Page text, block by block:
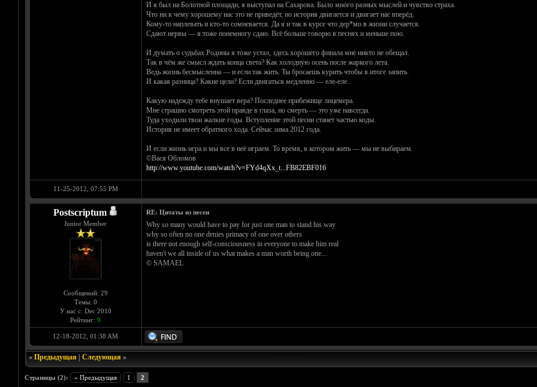
И я был на Болотной площади, я выступал на Сахарова. Было много разных мыслей и чувство страха.
Что ни к чему хорошему нас это не приведёт, но история двигается и двигает нас вперёд.
Кому-то наплевать и кто-то сомневается. Да я и так в курсе что дер*мо в жизни случается.
Сдают нервы — я тоже понемногу сдаю. Всё больше говорю в песнях и меньше пою.
И думать о судьбах Родины я тоже устал, здесь хорошего финала мне никто не обещал.
Так в чём же смысл ждать конца света? Как холодную осень после жаркого лета.
Ведь жизнь бесмысленна — и если так жить. Ты бросаешь курить чтобы в итоге запить.
И какая разница? Какие цели? Если двигаться медленно — еле-еле.
Какую надежду тебе внушает вера? Последнее прибежище лицемера.
Мне страшно смотреть этой правде в глаза, но смерть — это уже навсегда.
Туда уходили твои жалкие годы. Вступление этой песни станет частью коды.
История не имеет обратного хода. Сейчас зима 2012 года.
И если жизнь игра и мы все в неё играем. То время, в котором жить — мы не выбираем.
©Вася Обломов
http://www.youtube.com/watch?v=FYd4qXx_t...FB82EBF016
11-25-2012, 07:55 PM
Postscriptum
Junior Member
Сообщений: 29
Темы: 0
У нас с: Dec 2010
Рейтинг: 9
RE: Цитаты из песен
Why so many would have to pay for just one man to stand his way
why so often no one denies primacy of one over others
is there not enough self-consciousness in everyone to make him real
haven't we all inside of us what makes a man worth being one...
© SAMAEL
12-18-2012, 01:38 AM
« Предыдущая| Следующая»
Страницы (2): « Предыдущая 1 2